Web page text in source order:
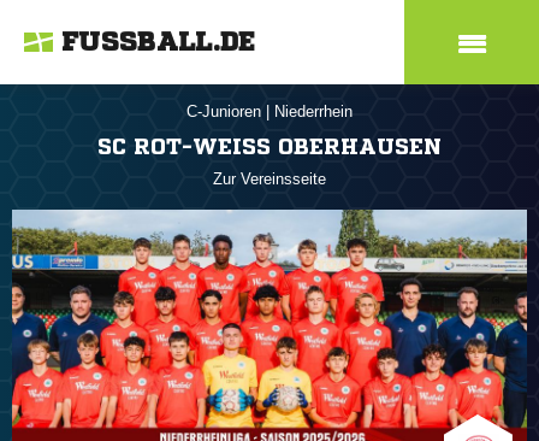
FUSSBALL.DE
C-Junioren Niederrhein
SC ROT-WEISS OBERHAUSEN
Zur Vereinsseite